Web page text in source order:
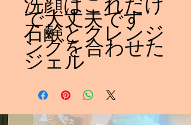
洗顔はこれだけ
で大丈夫です
石鹸とクレンジ
ングを合わせた
ジェル